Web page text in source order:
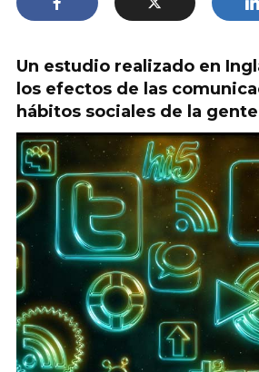
Un estudio realizado en
los efectos de las
hábitos sociales de la